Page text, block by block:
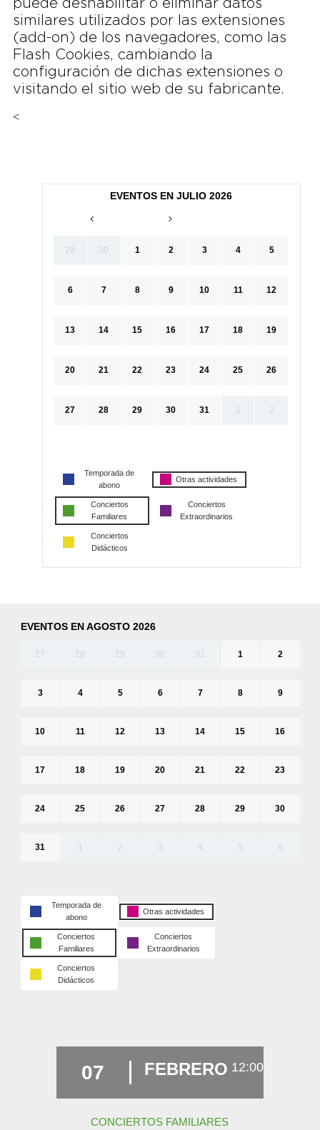
puede deshabilitar o eliminar datos
similares utilizados por las extensiones
(add-on) de los navegadores, como las
Flash Cookies, cambiando la
configuración de dichas extensiones o
visitando el sitio web de su fabricante.
<
EVENTOS EN JULIO 2026
29 30 1 2 3 4 5
6 7 8 9 10 11 12
13 14 15 16 17 18 19
20 21 22 23 24 25 26
27 28 29 30 31 1 2
Temporada de
abono
Otras actividades
Conciertos
Familiares
Conciertos
Extraordinarios
Conciertos
Didácticos
EVENTOS EN AGOSTO 2026
27 28 29 30 31 1 2
3 4 5 6 7 8 9
10 11 12 13 14 15 16
17 18 19 20 21 22 23
24 25 26 27 28 29 30
31 1 2 3 4 5 6
Temporada de
abono
Otras actividades
Conciertos
Familiares
Conciertos
Extraordinarios
Conciertos
Didácticos
07 FEBRERO 12:00
CONCIERTOS FAMILIARES